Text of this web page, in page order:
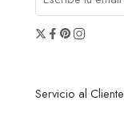
Servicio al Cliente